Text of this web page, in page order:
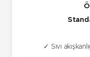
✓ Sıvı